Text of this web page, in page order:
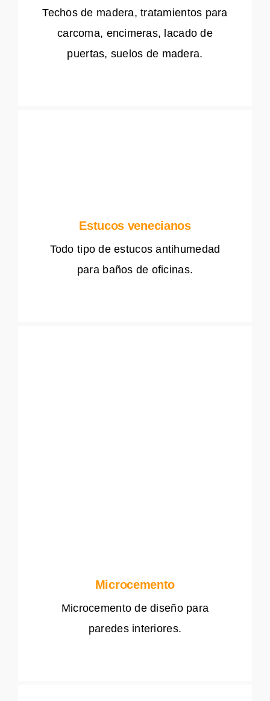
Techos de madera, tratamientos para
carcoma, encimeras, lacado de
puertas, suelos de madera.
Estucos venecianos
Todo tipo de estucos antihumedad
para baños de oficinas.
Microcemento
Microcemento de diseño para
paredes interiores.